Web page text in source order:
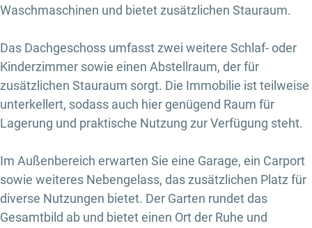
Waschmaschinen und bietet zusätzlichen Stauraum.
Das Dachgeschoss umfasst zwei weitere Schlaf- oder
Kinderzimmer sowie einen Abstellraum, der für
zusätzlichen Stauraum sorgt. Die Immobilie ist teilweise
unterkellert, sodass auch hier genügend Raum für
Lagerung und praktische Nutzung zur Verfügung steht.
Im Außenbereich erwarten Sie eine Garage, ein Carport
sowie weiteres Nebengelass, das zusätzlichen Platz für
diverse Nutzungen bietet. Der Garten rundet das
Gesamtbild ab und bietet einen Ort der Ruhe und